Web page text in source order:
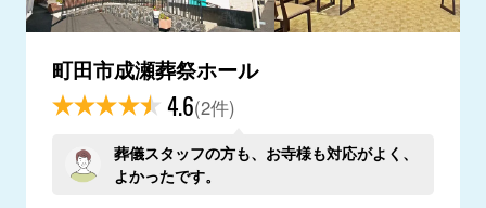
町田市成瀬葬祭ホール
4.6(2件)
葬儀スタッフの方も、お寺様も対応がよく、
よかったです。